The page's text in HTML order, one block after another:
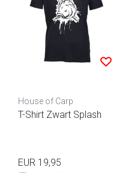
House of Carp
T-Shirt Zwart Splash
EUR 19,95